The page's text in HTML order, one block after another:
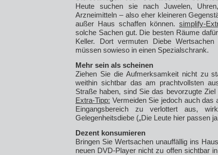
Heute suchen sie nach Juwelen,
Arzneimitteln – also eher kleineren
außer Haus schaffen können. simplify-
solche Sachen gut. Die besten Räume
Keller. Dort vermuten Diebe
müssen sowieso in einen Spezialschrank.
Mehr sein als scheinen
Ziehen Sie die Aufmerksamkeit nicht zu
weithin sichtbar das am prachtvollsten
Straße haben, sind Sie das bevorzugte
Extra-Tipp: Vermeiden Sie jedoch auch das
Eingangsbereich zu verlottert aus,
Gelegenheitsdiebe („Die Leute hier passen
Dezent konsumieren
Bringen Sie Wertsachen unauffällig ins
neuen DVD-Player nicht zu offen sichtbar